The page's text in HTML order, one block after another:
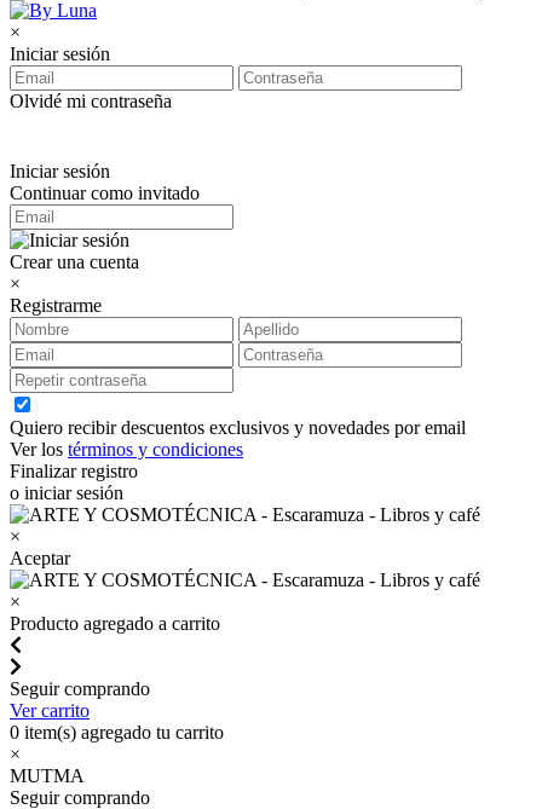
×
Iniciar sesión
Olvidé mi contraseña
Iniciar sesión
Continuar como invitado
Crear una cuenta
×
Registrarme
Quiero recibir descuentos exclusivos y novedades por email
Ver los términos y condiciones
Finalizar registro
o iniciar sesión
×
Aceptar
×
Producto agregado a carrito
Seguir comprando
Ver carrito
0 item(s) agregado tu carrito
×
MUTMA
Seguir comprando